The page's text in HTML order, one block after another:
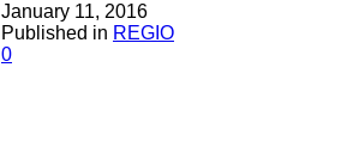
January 11, 2016
Published in REGIO
0